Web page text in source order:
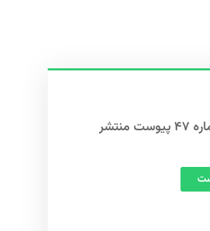
این مطلب در شماره ۴۷ پیوست منتشر